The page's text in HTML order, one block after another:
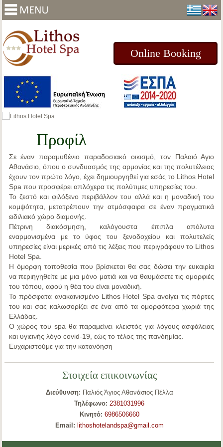
Online Booking
Προφίλ
Σε ένανπαραμυθένιο παραδοσιακό οικισμό, τον Παλαιό Αγιο
Αθανάσιο, όπου ο συνδυασμός της αρμονίας και της πολυτέλειας
έχουν τον πρώτο λόγο, έχει δημιουργηθεί για εσάς το Lithos Hotel
Spa που προσφέρει απλόχερα τις πολύτιμες υπηρεσίες του.
Το ζεστό και φιλόξενο περιβάλλον του αλλά και η μοναδική του
κομψότητα, μετατρέπουν την ατμόσφαιρα σε έναν πραγματικά
ειδιλιακό χώρο διαμονής.
Πέτρινη διακόσμηση, καλόγουστα έπιπλα απόλυτα
εναρμονισμένα με το ύφος του ξενοδοχείου και πολυτελείς
υπηρεσίες είναι μερικές από τις λέξεις που περιγράφουν το Lithos
Hotel Spa.
Η όμορφη τοποθεσία που βρίσκεται θα σας δώσει την ευκαιρία
να περιηγηθείτε με μια μόνο ματιά και να θαυμάσετε τις ομορφιές
του τόπου, αφού η θέα του είναι μοναδική.
Το πρόσφατα ανακαινισμένο Lithos Hotel Spa ανοίγει τις πόρτες
του και σας καλωσορίζει σε ένα από τα ομορφότερα χωριά της
Ελλάδας.
Ο χώρος του spa θα παραμείνει κλειστός για λόγους ασφάλειας
και υγιεινής λόγο covid-19, εώς το τέλος της πανδημίας.
Ευχαριστούμε για την κατανόηση
Στοιχεία επικοινωνίας
Διεύθυνση: Παλιός Άγιος Αθανάσιος Πέλλα
Τηλέφωνο: 2381031996
Κινητό: 6986506660
Email: lithoshotelandspa@gmail.com